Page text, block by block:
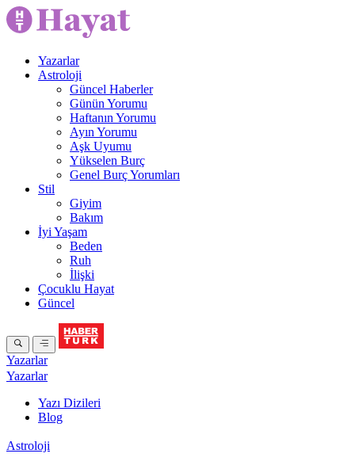
Yazarlar
Astroloji
Güncel Haberler
Günün Yorumu
Haftanın Yorumu
Ayın Yorumu
Aşk Uyumu
Yükselen Burç
Genel Burç Yorumları
Stil
Giyim
Bakım
İyi Yaşam
Beden
Ruh
İlişki
Çocuklu Hayat
Güncel
Yazarlar
Yazarlar
Yazı Dizileri
Blog
Astroloji